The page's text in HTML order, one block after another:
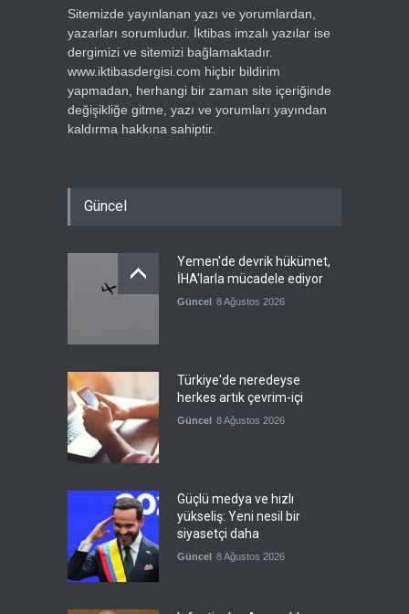
Sitemizde yayınlanan yazı ve yorumlardan,
yazarları sorumludur. İktibas imzalı yazılar ise
dergimizi ve sitemizi bağlamaktadır.
www.iktibasdergisi.com hiçbir bildirim
yapmadan, herhangi bir zaman site içeriğinde
değişikliğe gitme, yazı ve yorumları yayından
kaldırma hakkına sahiptir.
Güncel
Yemen'de devrik hükümet,
İHA'larla mücadele ediyor
Güncel 8 Ağustos 2026
Türkiye'de neredeyse
herkes artık çevrim-içi
Güncel 8 Ağustos 2026
Güçlü medya ve hızlı
yükseliş: Yeni nesil bir
siyasetçi daha
Güncel 8 Ağustos 2026